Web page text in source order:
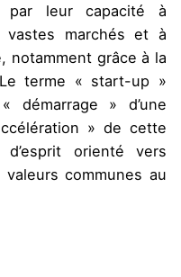
par leur capacité à
vastes marchés et à
notamment grâce à la
terme « start-up »
démarrage » d’une
» de cette
orienté vers
communes au